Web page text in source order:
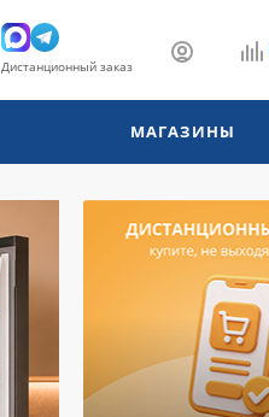
Дистанционный заказ
МАГАЗИНЫ